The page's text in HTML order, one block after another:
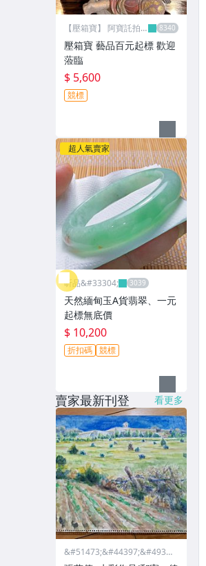
【壓箱寶】 阿寶託拍
壓箱寶 藝品百元起標 歡迎
蒞臨
$ 5,600
競標
超人氣賣家
昕品&#33304;
天然緬甸玉A貨翡翠、一元
起標無底價
$ 10,200
折扣碼 競標
賣家最新刊登 看更多
&#51473;&#44397;&#4932